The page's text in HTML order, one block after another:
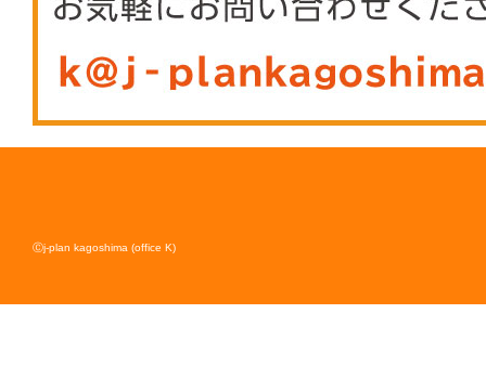
Ⓒj-plan kagoshima (office K)